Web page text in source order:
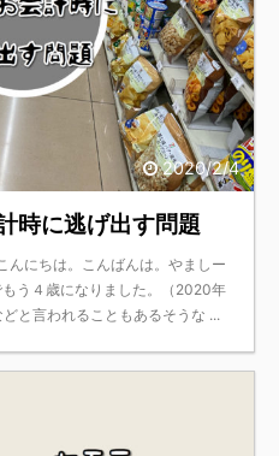
2020/2/4
時に逃げ出す問題
んにちは。こんばんは。やましー
う４歳になりました。（2020年
と言われることもあるそうな ...